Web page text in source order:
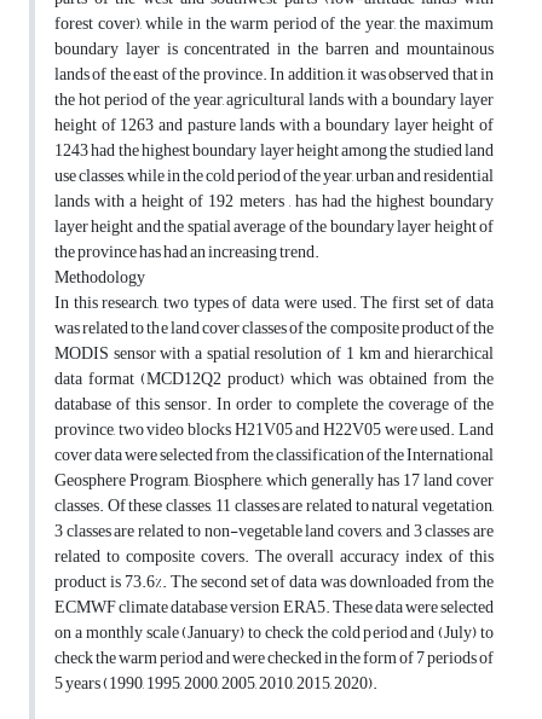
forest cover), while in the warm period of the year, the maximum
boundary layer is concentrated in the barren and mountainous
lands of the east of the province. In addition, it was observed that in
the hot period of the year, agricultural lands with a boundary layer
height of 1263 and pasture lands with a boundary layer height of
1243 had the highest boundary layer height among the studied land
use classes, while in the cold period of the year, urban and residential
lands with a height of 192 meters , has had the highest boundary
layer height and the spatial average of the boundary layer height of
the province has had an increasing trend.
Methodology
In this research, two types of data were used. The first set of data
was related to the land cover classes of the composite product of the
MODIS sensor with a spatial resolution of 1 km and hierarchical
data format (MCD12Q2 product) which was obtained from the
database of this sensor. In order to complete the coverage of the
province, two video blocks H21V05 and H22V05 were used. Land
cover data were selected from the classification of the International
Geosphere Program, Biosphere, which generally has 17 land cover
classes. Of these classes, 11 classes are related to natural vegetation,
3 classes are related to non-vegetable land covers, and 3 classes are
related to composite covers. The overall accuracy index of this
product is 73.6%. The second set of data was downloaded from the
ECMWF climate database version ERA5. These data were selected
on a monthly scale (January) to check the cold period and (July) to
check the warm period and were checked in the form of 7 periods of
5 years (1990, 1995, 2000, 2005, 2010, 2015, 2020).